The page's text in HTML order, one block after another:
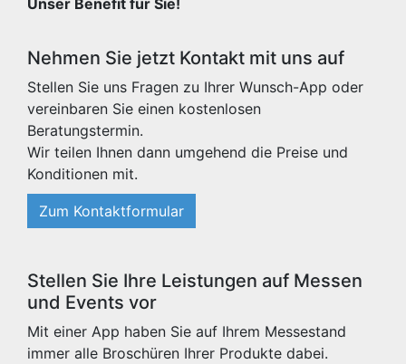
Unser Benefit für Sie!
Nehmen Sie jetzt Kontakt mit uns auf
Stellen Sie uns Fragen zu Ihrer Wunsch-App oder
vereinbaren Sie einen kostenlosen
Beratungstermin.
Wir teilen Ihnen dann umgehend die Preise und
Konditionen mit.
Zum Kontaktformular
Stellen Sie Ihre Leistungen auf Messen
und Events vor
Mit einer App haben Sie auf Ihrem Messestand
immer alle Broschüren Ihrer Produkte dabei.